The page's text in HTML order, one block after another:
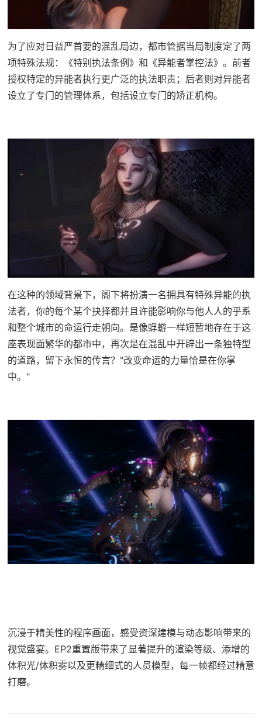
为了应对日益严首要的混乱局边，都市管据当局制度定了两
项特殊法规：《特别执法条例》和《异能者掌控法》。前者
授权特定的异能者执行更广泛的执法职责；后者则对异能者
设立了专门的管理体系，包括设立专门的矫正机构。
在这种的领域背景下，阁下将扮演一名拥具有特殊异能的执
法者，你的每个某个抉择都并且许能影响你与他人人的乎系
和整个城市的命运行走朝向。是像蜉蝣一样短暂地存在于这
座表现面繁华的都市中，再次是在混乱中开辟出一条独特型
的道路，留下永恒的传言？"改变命运的力量恰是在你掌
中。"
沉浸于精美性的程序画面，感受资深建模与动态影响带来的
视觉盛宴。EP2重置版带来了显著提升的渲染等级、添增的
体积光/体积雾以及更精细式的人员模型，每一帧都经过精意
打磨。